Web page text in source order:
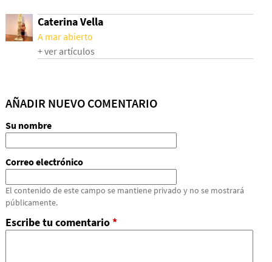
Caterina Vella
A mar abierto
+ ver artículos
AÑADIR NUEVO COMENTARIO
Su nombre
Correo electrónico
El contenido de este campo se mantiene privado y no se mostrará
públicamente.
Escribe tu comentario*